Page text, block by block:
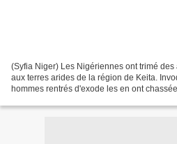
(Syfia Niger) Les Nigériennes ont trimé
aux terres arides de la région de Keita.
hommes rentrés d'exode les en ont